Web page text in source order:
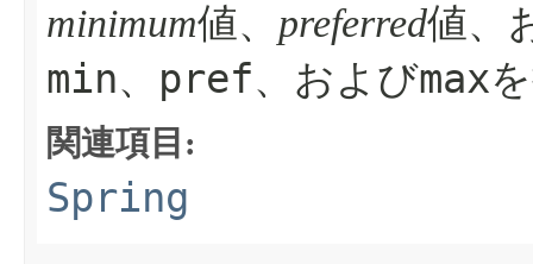
minimum値、 preferred値、
min、 pref、およびmax
関連項目:
Spring